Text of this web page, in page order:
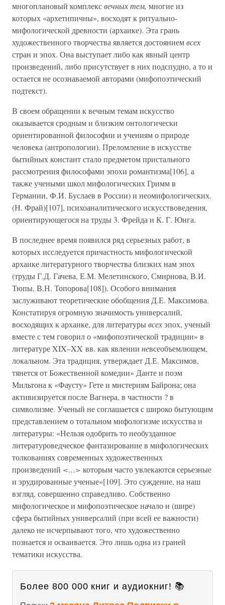
многоплановый комплексвечных тем, многие из
которых «архетипичны», восходят к ритуально-
мифологической древности (архаике). Эта грань
художественного творчества является достояниемвсех
стран и эпох. Она выступает либо как явный центр
произведений, либо присутствует в них подспудно, а то и
остается не осознаваемой авторами (мифопоэтический
подтекст).
В своем обращении к вечным темам искусство
оказывается сродным и близким онтологически
ориентированной философии и учениям о природе
человека (антропологии). Преломление в искусстве
бытийных констант стало предметом пристального
рассмотрения философами эпохи романтизма[106], а
также учеными школ мифологических Гримм в
Германии, Ф.И. Буслаев в России) и неомифологических.
(Н. Фрай)[107], психоаналитического искусствоведения,
ориентирующегося на труды 3. Фрейда и К. Г. Юнга.
В последнее время появился ряд серьезных работ, в
которых исследуется причастность мифологической
архаике литературного творчества близких нам эпох
(труды Г.Д. Гачева, Е.М. Мелетинского, Смирнова, В.И.
Тюпы, В.Н. Топорова[108]). Особого внимания
заслуживают теоретические обобщения Д.Е. Максимова.
Констатируя огромную значимость универсалий,
восходящих к архаике, для литературывсехэпох, ученый
вместе с тем говорил о «мифопоэтической традиции» в
литературе XIX–XX вв. как явлении невсеобъемлющем,
локальном. Эта традиция, утверждает Д.Е. Максимов,
тянется от Божественной комедии» Данте и поэм
Мильтона к «Фаусту» Гете и мистериям Байрона; она
активизируется после Вагнера, в частности ? в
символизме. Ученый не соглашается с широко бытующим
представлением о тотальном мифологизме искусства и
литературы: «Нельзя одобрить то необузданное
литературоведческое фантазирование в мифологических
толкованиях современных художественных
произведений <…> которым часто увлекаются серьезные
и эрудированные ученые»[109]. Это суждение, на наш
взгляд, совершенно справедливо. Собственно
мифологическое и мифопоэтическое начало и (шире)
сфера бытийных универсалий (при всей ее важности)
далеко не исчерпывают того, что художественно
познается и осваивается. Это лишь одна из граней
тематики искусства.
Более 800 000 книг и аудиокниг! 📚